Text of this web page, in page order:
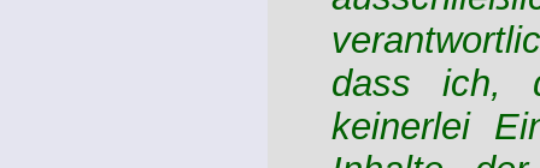
dass ich,
keinerlei